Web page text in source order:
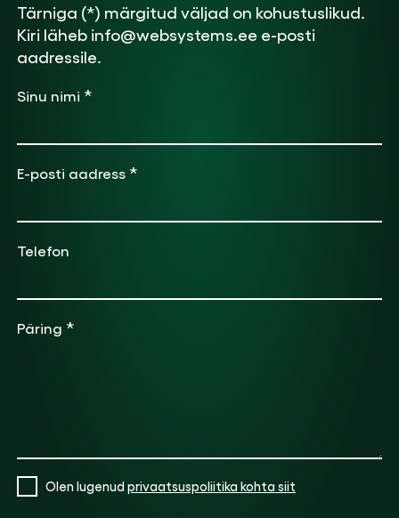
Tärniga (*) märgitud väljad on kohustuslikud.
Kiri läheb info@websystems.ee e-posti
aadressile.
Sinu nimi *
E-posti aadress *
Telefon
Päring *
Olen lugenud privaatsuspoliitika kohta siit